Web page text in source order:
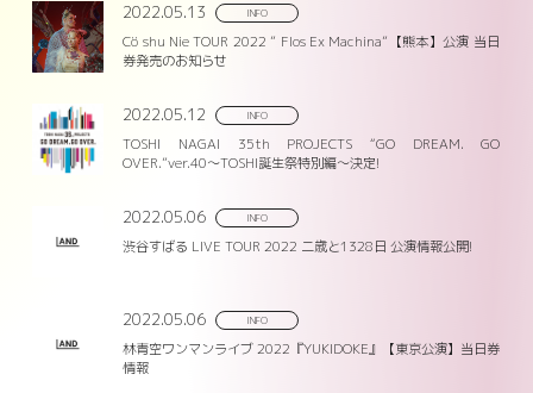
2022.05.13 INFO
Cö shu Nie TOUR 2022 ” Flos Ex Machina”【熊本】公演 当日
券発売のお知らせ
2022.05.12 INFO
TOSHI NAGAI 35th PROJECTS “GO DREAM. GO
OVER.”ver.40～TOSHI誕生祭特別編～決定!
2022.05.06 INFO
渋谷すばる LIVE TOUR 2022 二歳と1328日 公演情報公開!
2022.05.06 INFO
林青空ワンマンライブ 2022『YUKIDOKE』【東京公演】当日券
情報